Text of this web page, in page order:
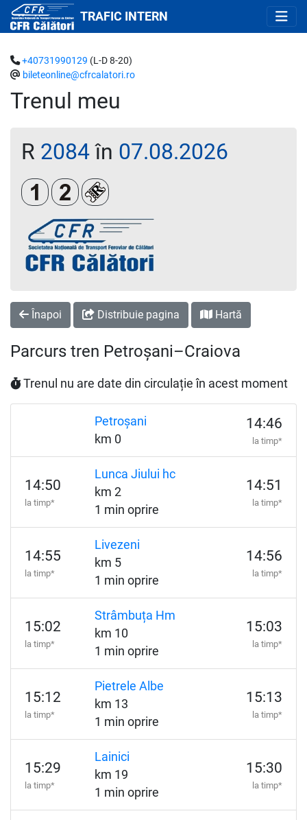
TRAFIC INTERN
Trenul meu
+40731990129 (L-D 8-20)
bileteonline@cfrcalatori.ro
R 2084în 07.08.2026
Clasa 1Clasa a 2-aLoc rezervat (biletul se emite
Înapoi Distribuie pagina Hartă
Parcurs tren Petroșani–Craiova
Trenul nu are date din circulație în acest moment
Petroșani
km 0
14:46
la timp*
14:50
la timp*
Lunca Jiului hc
km 2
1 min oprire
14:51
la timp*
14:55
la timp*
Livezeni
km 5
1 min oprire
14:56
la timp*
15:02
la timp*
Strâmbuța Hm
km 10
1 min oprire
15:03
la timp*
15:12
la timp*
Pietrele Albe
km 13
1 min oprire
15:13
la timp*
15:29
la timp*
Lainici
km 19
1 min oprire
15:30
la timp*